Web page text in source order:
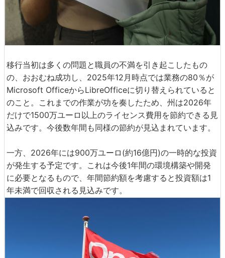
移行当初は多くの問題と職員の不満を引き起こしたもの
の、おおむね成功し、2025年12月時点では業務の80％が
Microsoft OfficeからLibreOfficeに切り替えられていると
のこと。これまでの作業が功を奏したため、州は2026年
だけで1500万ユーロ以上のライセンス費用を節約できる見
込みです。今後数年間も同様の節約が見込まれています。
一方、2026年には900万ユーロ(約16億円)の一時的な投資
が発生する予定です。これは今後1年間の環境構築や開発
に必要となるもので、年間節約額を考慮すると投資額は1
年未満で回収される見込みです。